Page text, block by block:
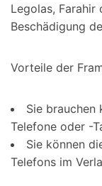
Legolas, Farahir
Beschädigung
Vorteile der
Sie brauchen
Telefone oder -
Sie können
Telefons im